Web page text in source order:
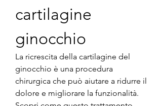
cartilagine
ginocchio
La ricrescita della cartilagine del
ginocchio è una procedura
chirurgica che può aiutare a ridurre il
dolore e migliorare la funzionalità.